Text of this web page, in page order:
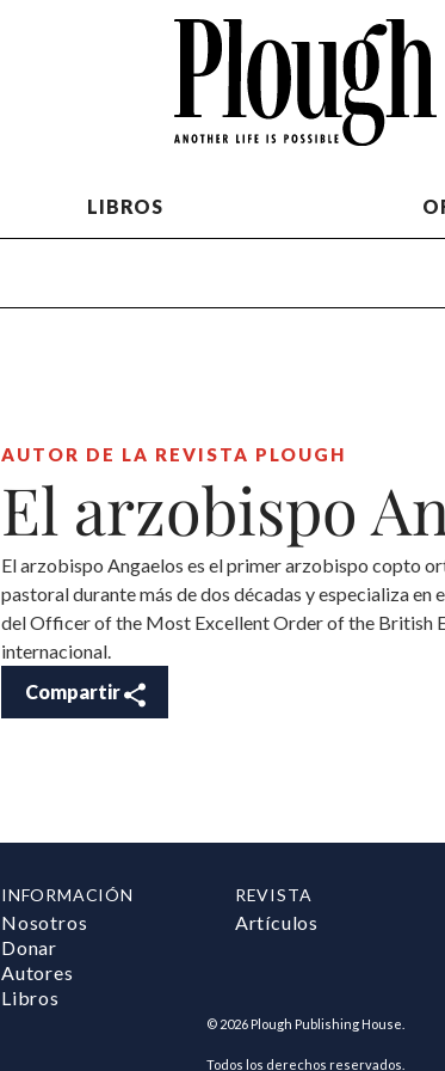
LIBROS
AUTOR DE LA REVISTA PLOUGH
El arzobispo
El arzobispo Angaelos es el primer arzobispo copto
pastoral durante más de dos décadas y especializa
del Officer of the Most Excellent Order of the British
internacional.
Compartir
INFORMACIÓN
Nosotros
Donar
Autores
Libros
REVISTA
Artículos
© 2026 Plough Publishing House.
Todos los derechos reservados.